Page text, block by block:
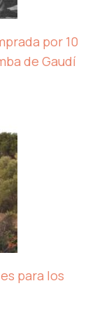
por 10
de Gaudí
para los